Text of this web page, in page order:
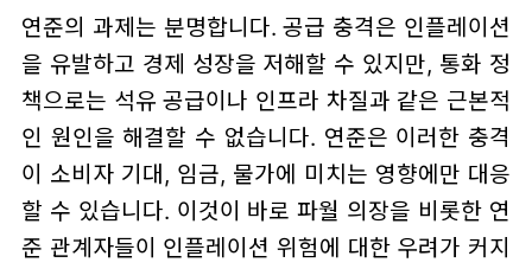
연준의 과제는 분명합니다. 공급 충격은 인플레이션
을 유발하고 경제 성장을 저해할 수 있지만, 통화 정
책으로는 석유 공급이나 인프라 차질과 같은 근본적
인 원인을 해결할 수 없습니다. 연준은 이러한 충격
이 소비자 기대, 임금, 물가에 미치는 영향에만 대응
할 수 있습니다. 이것이 바로 파월 의장을 비롯한 연
준 관계자들이 인플레이션 위험에 대한 우려가 커지